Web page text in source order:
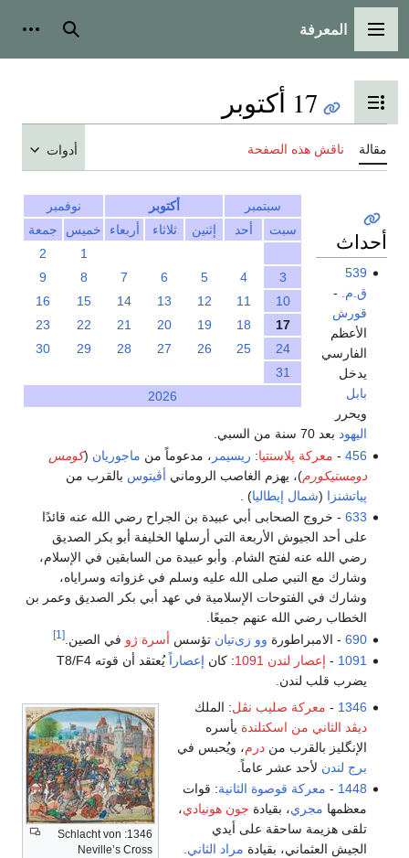
القائمة الرئيسية
المعرفة بحث
تبديل عرض جدول المحتويات
17 أكتوبر
مقالة ناقش هذه الصفحة أدوات
سبتمبر أكتوبر
نوفمبر
سبت
أحد إثنين ثلاثاء أربعاء خميس
جمعة
1
2
3
4
5
6
7
8
9
10
11
12
13
14
15
16
17
18
19
20
21
22
23
24
25
26
27
28
29
30
31
2026
أحداث
539
ق.م. -
قورش
الأعظم
الفارسي
يدخل
بابل
ويحرر
اليهود بعد 70 سنة من السبي.
456
- معركة پلاسنتيا: ريسيمر ، مدعوماً من ماجوريان (كومس
دومستيكورم)، يهزم الغاصب الروماني أڤيتوس بالقرب من
پياتشنزا (شمال إيطاليا) .
633 - خروج الصحابى أبي عبيدة بن الجراح رضي الله عنه قائدًا
على أحد الجيوش الأربعة التي أرسلها الخليفة أبو بكر الصديق
رضي الله عنه لفتح الشام. وأبو عبيدة من السابقين في الإسلام،
وشارك مع النبي صلى الله عليه وسلم في غزواته وسراياه،
وشارك في الفتوحات الإسلامية في عهد أبي بكر الصديق وعمر بن
الخطاب رضي الله عنهم جميعًا.
690 - الامبراطورة وو زى‌تيان تؤسس أسرة ژو في الصين.[1]
1091
- إعصار لندن 1091 : كان إعصاراً
يُعتقد أن قوته T8/F4
يضرب قلب لندن.
1346: Schlacht von
Neville’s Cross
1346
- معركة صليب نڤل: الملك
ديڤد الثاني من اسكتلندة يأسره
الإنگليز بالقرب مندرم، ويُحبس في
برج لندن لأحد عشر عاماً.
1448
- معركة قوصوة الثانية: قوات
معظمها مجري، بقيادة جون هونيادي،
تلقى هزيمة ساحقة على أيدي
الجيش العثماني، بقيادة مراد الثاني.